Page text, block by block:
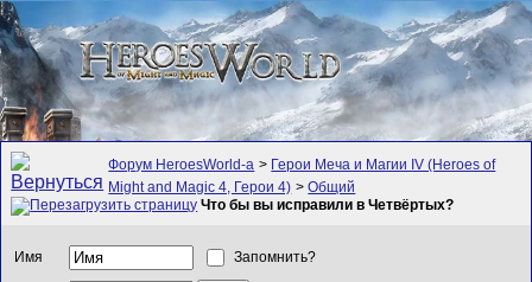
Форум HeroesWorld-а > Герои Меча и Магии IV (Heroes of
Might and Magic 4, Герои 4) >Общий
Что бы вы исправили в Четвёртых?
Имя Запомнить?